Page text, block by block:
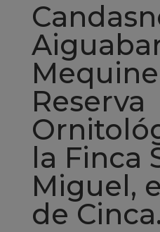
Reserva
la Finca
Miguel,
de Cinca.